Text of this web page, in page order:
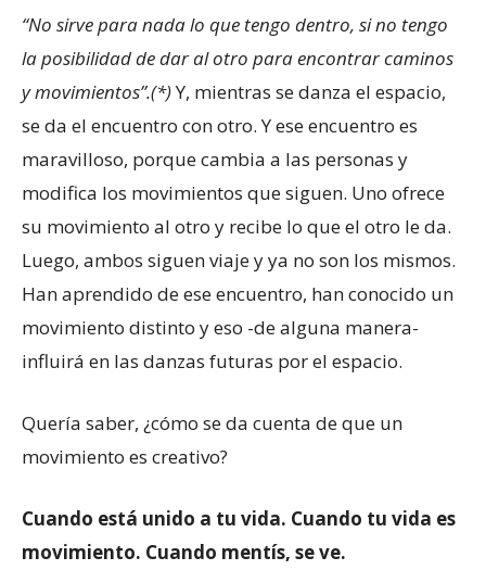
“No sirve para nada lo que tengo dentro, si no tengo
la posibilidad de dar al otro para encontrar caminos
y movimientos”.(*)Y, mientras se danza el espacio,
se da el encuentro con otro. Y ese encuentro es
maravilloso, porque cambia a las personas y
modifica los movimientos que siguen. Uno ofrece
su movimiento al otro y recibe lo que el otro le da.
Luego, ambos siguen viaje y ya no son los mismos.
Han aprendido de ese encuentro, han conocido un
movimiento distinto y eso -de alguna manera-
influirá en las danzas futuras por el espacio.
Quería saber, ¿cómo se da cuenta de que un
movimiento es creativo?
Cuando está unido a tu vida. Cuando tu vida es
movimiento. Cuando mentís, se ve.